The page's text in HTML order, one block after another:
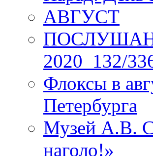
АВГУСТ
2020_132/
Флоксы в
Петербурга
Музей А.В.
наголо!»